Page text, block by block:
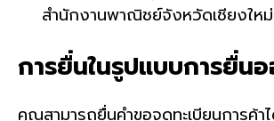
สำนักงานพาณิชย์จังหวัดเชียงใหม่
การยื่นในรูปแบบการยื่น
คุณสามารถยื่นคำขอจดทะเบียนการค้า